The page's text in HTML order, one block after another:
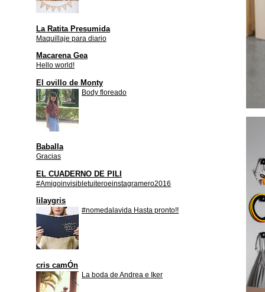
La Ratita Presumida
Maquillaje para diario
Macarena Gea
Hello world!
El ovillo de Monty
Body floreado
Baballa
Gracias
EL CUADERNO DE PILI
#Amigoinvisibletuiteroeinstagramero2016
lilaygris
#nomedalavida Hasta pronto!!
cris camÓn
La boda de Andrea e Iker